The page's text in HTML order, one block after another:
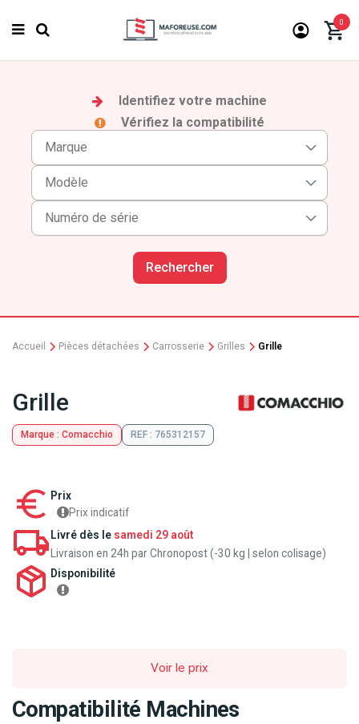
0
Identifiez votre machine
Vérifiez la compatibilité
Rechercher
Accueil Pièces détachées Carrosserie Grilles Grille
Grille
Marque : Comacchio REF : 765312157
Prix
Prix indicatif
Livré dès le samedi 29 août
Livraison en 24h par Chronopost (-30 kg | selon colisage)
Disponibilité
Voir le prix
Compatibilité Machines